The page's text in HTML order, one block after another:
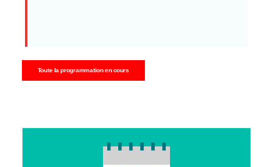
Toute la programmation en cours